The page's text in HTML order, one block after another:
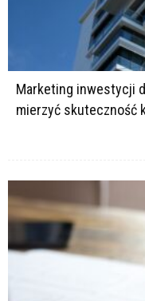
Marketing inwestycji
mierzyć skuteczność